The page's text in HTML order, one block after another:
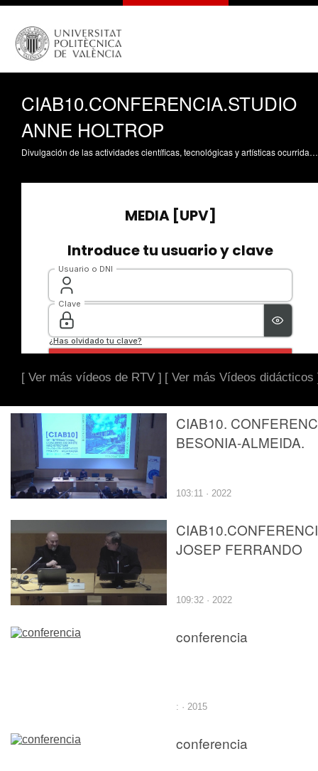
CIAB10.CONFERENCIA.STUDIO
ANNE HOLTROP
Divulgación de las actividades científicas, tecnológicas y artísticas ocurridas en los tres campus de la UPV
[ Ver más vídeos de RTV ] [ Ver más Vídeos didácticos
CIAB10.
BESONIA-ALMEIDA.
103:11 · 2022
JOSEP FERRANDO
109:32 · 2022
conferencia
: · 2015
conferencia